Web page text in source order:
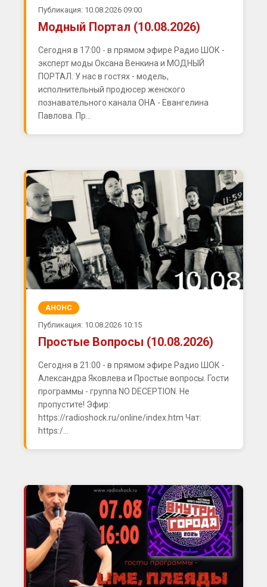
Публикация: 10.08.2026 09:00
Модный Портал (10.08.2026)
Сегодня в 17:00 - в прямом эфире Радио ШОК -
эксперт моды Оксана Венкина и МОДНЫЙ
ПОРТАЛ. У нас в гостях - модель,
исполнительный продюсер женского
познавательного канала ОНА - Евангелина
Павлова. Пр...
АНОНС
Публикация: 10.08.2026 10:15
Простые Вопросы (10.08.2026)
Сегодня в 21:00 - в прямом эфире Радио ШОК -
Александра Яковлева и Простые вопросы. Гости
программы - группа NO DECEPTION. Не
пропустите! Эфир:
https://radioshock.ru/online/index.htm Чат:
https:/...